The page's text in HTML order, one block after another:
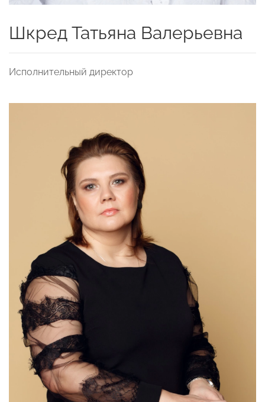
Шкред Татьяна Валерьевна
Исполнительный директор